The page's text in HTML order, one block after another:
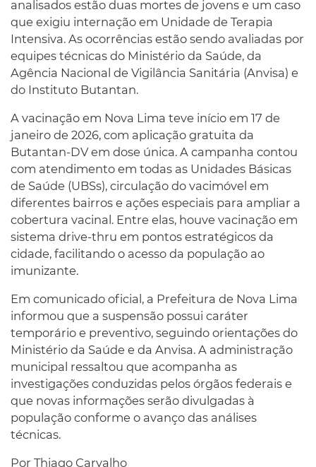
analisados estão duas mortes de jovens e um caso
que exigiu internação em Unidade de Terapia
Intensiva. As ocorrências estão sendo avaliadas por
equipes técnicas do Ministério da Saúde, da
Agência Nacional de Vigilância Sanitária (Anvisa) e
do Instituto Butantan.
A vacinação em Nova Lima teve início em 17 de
janeiro de 2026, com aplicação gratuita da
Butantan-DV em dose única. A campanha contou
com atendimento em todas as Unidades Básicas
de Saúde (UBSs), circulação do vacimóvel em
diferentes bairros e ações especiais para ampliar a
cobertura vacinal. Entre elas, houve vacinação em
sistema drive-thru em pontos estratégicos da
cidade, facilitando o acesso da população ao
imunizante.
Em comunicado oficial, a Prefeitura de Nova Lima
informou que a suspensão possui caráter
temporário e preventivo, seguindo orientações do
Ministério da Saúde e da Anvisa. A administração
municipal ressaltou que acompanha as
investigações conduzidas pelos órgãos federais e
que novas informações serão divulgadas à
população conforme o avanço das análises
técnicas.
Por Thiago Carvalho